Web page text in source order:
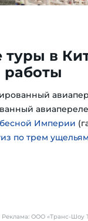
в
Империи
по трем
Реклама: ООО «Транс-Шоу